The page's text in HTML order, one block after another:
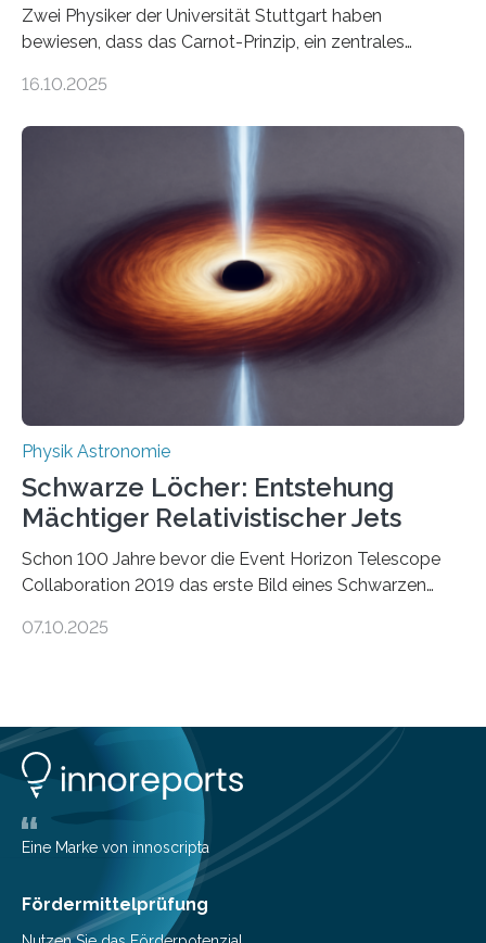
Zwei Physiker der Universität Stuttgart haben
bewiesen, dass das Carnot-Prinzip, ein zentrales
Größenordnung von Atomen gilt, deren physikalische
Quantenmotoren voranbringen. Das
Wissenschaftsjournal Science Advances veröffentlichte
die Herleitung. (DOI: 10.1126/sciadv.adw8462)
Verbrennungsmotoren oder Dampfturbinen sind
Wärmekraftmaschinen: Sie wandeln thermische
Energie in mechanische Bewegung um – oder anders
ausgedrückt, Wärme in Bewegung. In
quantenmechanischen Experimenten ist es in den…
16.10.2025
Physik Astronomie
Schwarze Löcher: Entstehung
Mächtiger Relativistischer Jets
Schon 100 Jahre bevor die Event Horizon Telescope
Collaboration 2019 das erste Bild eines Schwarzen
hatte der Astronom Heber Curtis einen seltsamen
werden auch von anderen Schwarzen Löchern
ausgeschickt. Theoretische Astrophysiker der Goethe-
Universität haben jetzt einen numerischen Code
entwickelt, mit dem sie mathematisch hoch präzise
beschreiben…
07.10.2025
Eine Marke von innoscripta
Fördermittelprüfung